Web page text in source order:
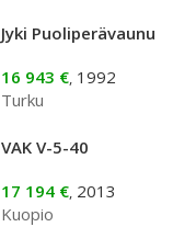
Jyki Puoliperävaunu
16 943 €, 1992
Turku
VAK V-5-40
17 194 €, 2013
Kuopio